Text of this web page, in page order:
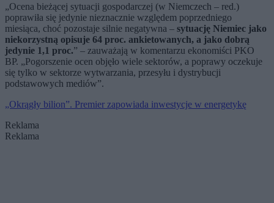
„Ocena bieżącej sytuacji gospodarczej (w Niemczech – red.)
poprawiła się jedynie nieznacznie względem poprzedniego
miesiąca, choć pozostaje silnie negatywna – sytuację Niemiec jako
niekorzystną opisuje 64 proc. ankietowanych, a jako dobrą
jedynie 1,1 proc.” – zauważają w komentarzu ekonomiści PKO
BP. „Pogorszenie ocen objęło wiele sektorów, a poprawy oczekuje
się tylko w sektorze wytwarzania, przesyłu i dystrybucji
podstawowych mediów”.
„Okrągły bilion”. Premier zapowiada inwestycje w energetykę
Reklama
Reklama